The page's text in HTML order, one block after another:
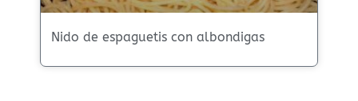
Nido de espaguetis con albondigas